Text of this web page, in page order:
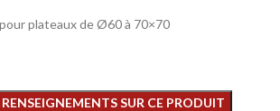
plateaux de Ø60 à 70×70